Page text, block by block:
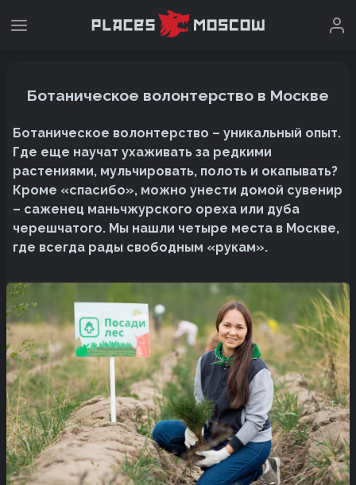
Ботаническое волонтерство в Москве
Ботаническое волонтерство – уникальный опыт.
Где еще научат ухаживать за редкими
растениями, мульчировать, полоть и окапывать?
Кроме «спасибо», можно унести домой сувенир
– саженец маньчжурского ореха или дуба
черешчатого. Мы нашли четыре места в Москве,
где всегда рады свободным «рукам».